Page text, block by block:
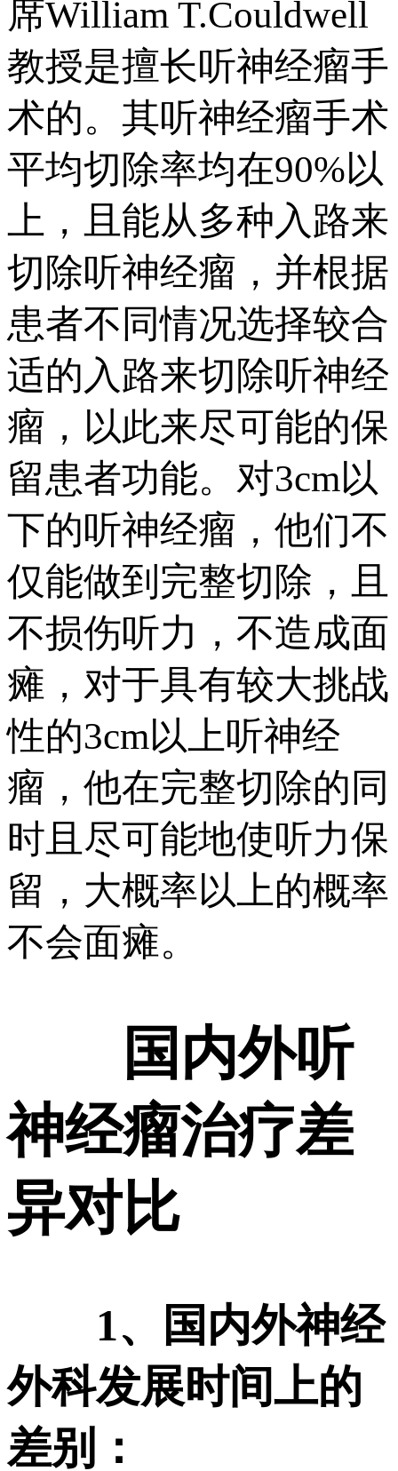
席William T.Couldwell
教授是擅长听神经瘤手
术的。其听神经瘤手术
平均切除率均在90%以
上，且能从多种入路来
切除听神经瘤，并根据
患者不同情况选择较合
适的入路来切除听神经
瘤，以此来尽可能的保
留患者功能。对3cm以
下的听神经瘤，他们不
仅能做到完整切除，且
不损伤听力，不造成面
瘫，对于具有较大挑战
性的3cm以上听神经
瘤，他在完整切除的同
时且尽可能地使听力保
留，大概率以上的概率
不会面瘫。
国内外听
神经瘤治疗差
异对比
1、国内外神经
外科发展时间上的
差别：